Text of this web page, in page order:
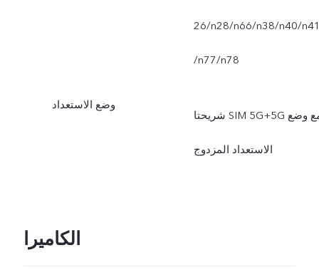
26/n28/n66/n38/n40/
/n77/n78
وضع الاستعداد
شريحتا SIM 5G+5G مع وضع
الاستعداد المزدوج
الكاميرا